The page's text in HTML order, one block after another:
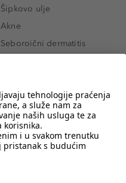
Šipkovo ulje
Akne
Seboroični dermatitis
Novo
Koji mi parfem
odgovara?
Kako našminkati oči da